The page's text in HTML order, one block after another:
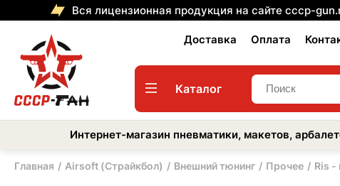
Вся лицензионная продукция на сайте cccp-
Доставка Оплата
Каталог
Интернет-магазин пневматики, макетов,
Главная Airsoft (Страйкбол) Внешний тюнинг Прочее Ris -